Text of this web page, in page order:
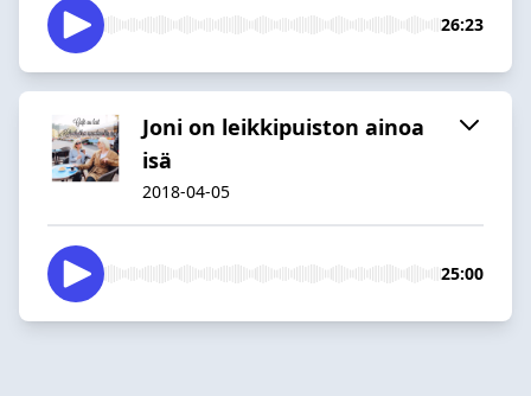
26:23
Joni on leikkipuiston ainoa
isä
2018-04-05
25:00